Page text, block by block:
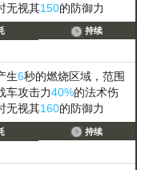
无视其150的防御力
持续
生6秒的燃烧区域，范围
车攻击力40%的法术伤
无视其160的防御力
持续